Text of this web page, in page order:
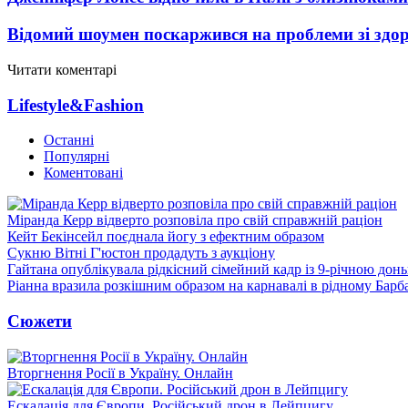
Відомий шоумен поскаржився на проблеми зі
Читати коментарі
Lifestyle&Fashion
Останні
Популярні
Коментовані
Міранда Керр відверто розповіла про свій справжній раціон
Кейт Бекінсейл поєднала йогу з ефектним образом
Сукню Вітні Г'юстон продадуть з аукціону
Гайтана опублікувала рідкісний сімейний кадр із 9-річною
Ріанна вразила розкішним образом на карнавалі в рідному
Сюжети
Вторгнення Росії в Україну. Онлайн